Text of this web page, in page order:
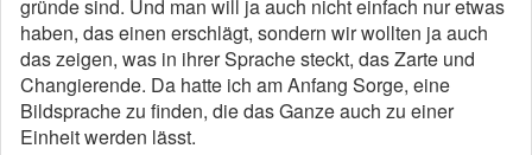
gründe sind. Und man will ja auch nicht einfach nur etwas
haben, das einen erschlägt, sondern wir wollten ja auch
das zeigen, was in ihrer Sprache steckt, das Zarte und
Changierende. Da hatte ich am Anfang Sorge, eine
Bildsprache zu finden, die das Ganze auch zu einer
Einheit werden lässt.